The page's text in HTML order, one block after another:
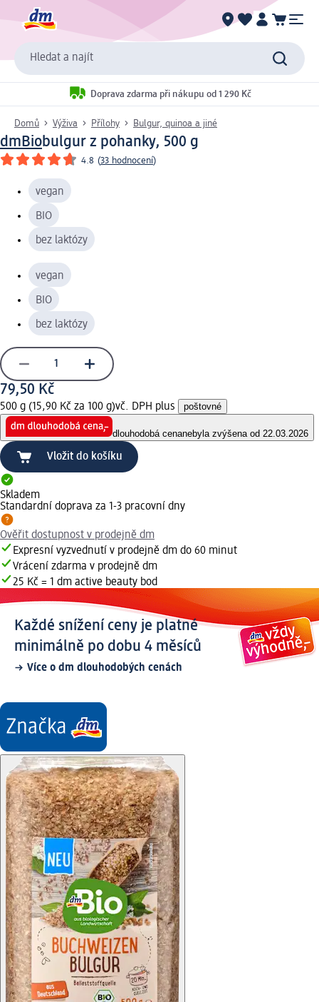
Hledat a najít
Doprava zdarma při nákupu od 1 290 Kč
Domů Výživa Přílohy Bulgur, quinoa a jiné
dmBiobulgur z pohanky, 500 g
4.8 (33 hodnocení)
vegan
BIO
bez laktózy
vegan
BIO
bez laktózy
79,50 Kč
500 g (15,90 Kč za 100 g)vč. DPH plus poštovné
dlouhodobá cenanebyla zvýšena od 22.03.2026
Vložit do košíku
Skladem
Standardní doprava za 1-3 pracovní dny
Ověřit dostupnost v prodejně dm
Expresní vyzvednutí v prodejně dm do 60 minut
Vrácení zdarma v prodejně dm
25 Kč = 1 dm active beauty bod
Každé snížení ceny je platné
minimálně po dobu 4 měsíců
Více o dm dlouhodobých cenách